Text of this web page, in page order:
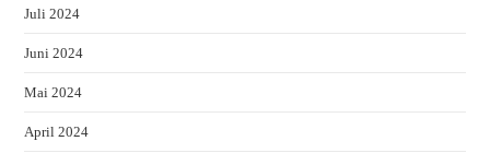
Juli 2024
Juni 2024
Mai 2024
April 2024